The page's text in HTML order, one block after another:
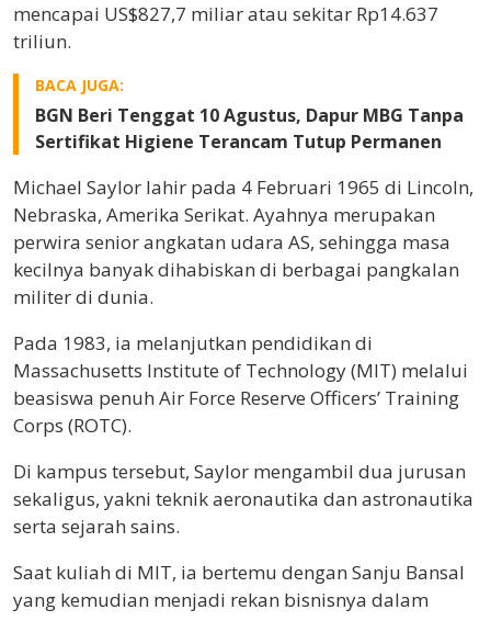
mencapai US$827,7 miliar atau sekitar Rp14.637
triliun.
BACA JUGA:
BGN Beri Tenggat 10 Agustus, Dapur MBG Tanpa
Sertifikat Higiene Terancam Tutup Permanen
Michael Saylor lahir pada 4 Februari 1965 di Lincoln,
Nebraska, Amerika Serikat. Ayahnya merupakan
perwira senior angkatan udara AS, sehingga masa
kecilnya banyak dihabiskan di berbagai pangkalan
militer di dunia.
Pada 1983, ia melanjutkan pendidikan di
Massachusetts Institute of Technology (MIT) melalui
beasiswa penuh Air Force Reserve Officers’ Training
Corps (ROTC).
Di kampus tersebut, Saylor mengambil dua jurusan
sekaligus, yakni teknik aeronautika dan astronautika
serta sejarah sains.
Saat kuliah di MIT, ia bertemu dengan Sanju Bansal
yang kemudian menjadi rekan bisnisnya dalam